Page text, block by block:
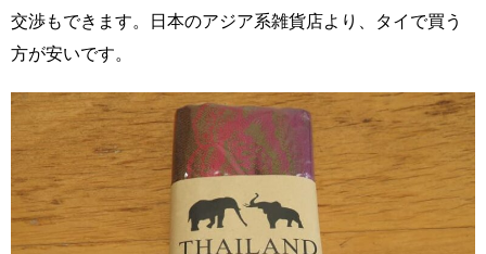
交渉もできます。日本のアジア系雑貨店より、タイで買う
方が安いです。